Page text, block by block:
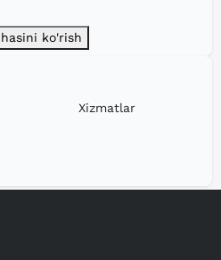
ko'rish
Xizmatlar